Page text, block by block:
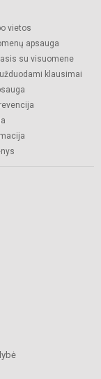
vietos
apsauga
su visuomene
klausimai